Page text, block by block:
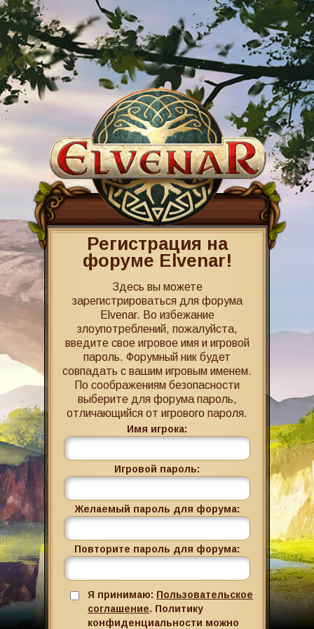
Регистрация на
форуме Elvenar!
Здесь вы можете
зарегистрироваться для форума
Elvenar. Во избежание
злоупотреблений, пожалуйста,
введите свое игровое имя и игровой
пароль. Форумный ник будет
совпадать с вашим игровым именем.
По соображениям безопасности
выберите для форума пароль,
отличающийся от игрового пароля.
Имя игрока:
Игровой пароль:
Желаемый пароль для форума:
Повторите пароль для форума:
Я принимаю: Пользовательское
соглашение. Политику
конфиденциальности можно